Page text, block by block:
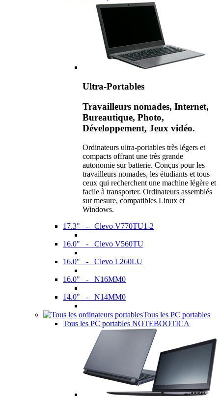
Ultra-Portables
Travailleurs nomades, Internet,
Bureautique, Photo,
Développement, Jeux vidéo.
Ordinateurs ultra-portables très légers et
compacts offrant une très grande
autonomie sur batterie. Conçus pour les
travailleurs nomades, les étudiants et tous
ceux qui recherchent une machine légère et
facile à transporter. Ordinateurs assemblés
sur mesure, compatibles Linux et
Windows.
17.3" - Clevo V770TU1-2
16.0" - Clevo V560TU
16.0" - Clevo L260LU
16.0" - N16MM0
14.0" - N14MM0
Tous les PC portables
Tous les PC portables NOTEBOOTICA